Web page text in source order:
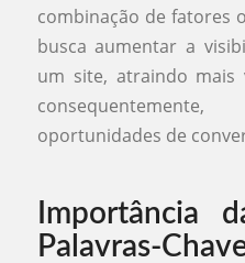
combinação de fatores
busca aumentar a
um site, atraindo mais
oportunidades de
Importância
Palavras-